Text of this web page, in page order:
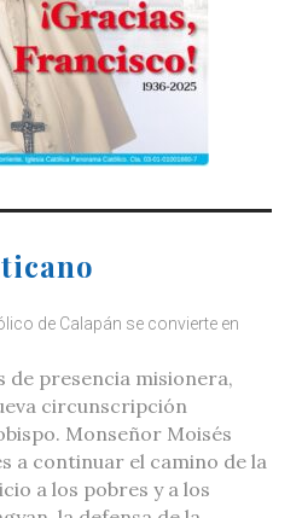
de Calapán se convierte en
de presencia misionera,
circunscripción
Monseñor Moisés
a continuar el camino de la
a los pobres y a los